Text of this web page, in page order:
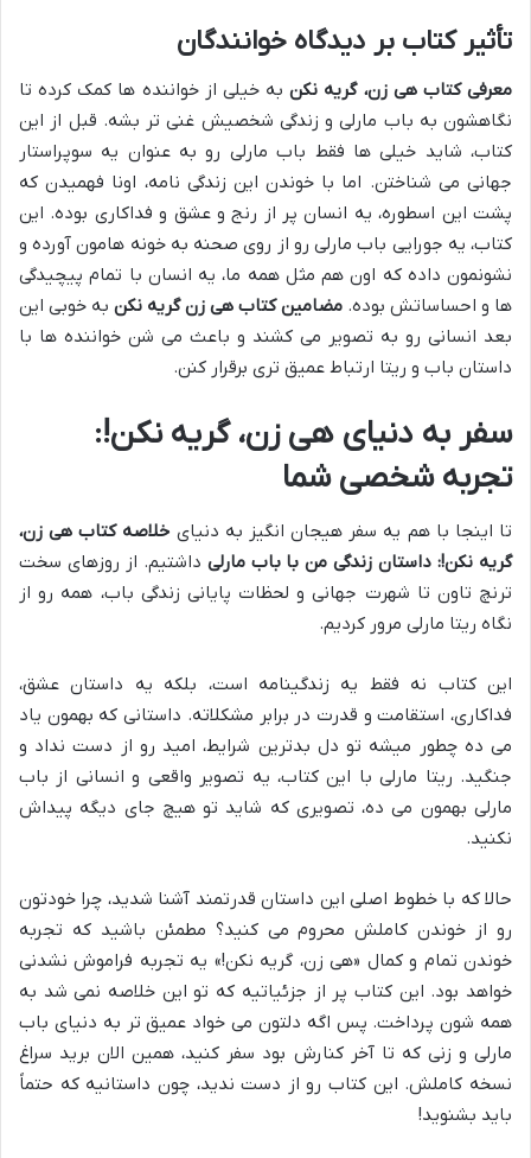
تأثیر کتاب بر دیدگاه خوانندگان
معرفی کتاب هی زن، گریه نکنبه خیلی از خواننده ها کمک کرده تا
نگاهشون به باب مارلی و زندگی شخصیش غنی تر بشه. قبل از این
کتاب، شاید خیلی ها فقط باب مارلی رو به عنوان یه سوپراستار
جهانی می شناختن. اما با خوندن این زندگی نامه، اونا فهمیدن که
پشت این اسطوره، یه انسان پر از رنج و عشق و فداکاری بوده. این
کتاب، یه جورایی باب مارلی رو از روی صحنه به خونه هامون آورده و
نشونمون داده که اون هم مثل همه ما، یه انسان با تمام پیچیدگی
ها و احساساتش بوده. مضامین کتاب هی زن گریه نکن به خوبی این
بعد انسانی رو به تصویر می کشند و باعث می شن خواننده ها با
داستان باب و ریتا ارتباط عمیق تری برقرار کنن.
سفر به دنیای هی زن، گریه نکن!:
تجربه شخصی شما
تا اینجا با هم یه سفر هیجان انگیز به دنیای خلاصه کتاب هی زن،
گریه نکن!: داستان زندگی من با باب مارلی داشتیم. از روزهای سخت
ترنچ تاون تا شهرت جهانی و لحظات پایانی زندگی باب، همه رو از
نگاه ریتا مارلی مرور کردیم.
این کتاب نه فقط یه زندگینامه است، بلکه یه داستان عشق،
فداکاری، استقامت و قدرت در برابر مشکلاته. داستانی که بهمون یاد
می ده چطور میشه تو دل بدترین شرایط، امید رو از دست نداد و
جنگید. ریتا مارلی با این کتاب، یه تصویر واقعی و انسانی از باب
مارلی بهمون می ده، تصویری که شاید تو هیچ جای دیگه پیداش
نکنید.
حالا که با خطوط اصلی این داستان قدرتمند آشنا شدید، چرا خودتون
رو از خوندن کاملش محروم می کنید؟ مطمئن باشید که تجربه
خوندن تمام و کمال «هی زن، گریه نکن!» یه تجربه فراموش نشدنی
خواهد بود. این کتاب پر از جزئیاتیه که تو این خلاصه نمی شد به
همه شون پرداخت. پس اگه دلتون می خواد عمیق تر به دنیای باب
مارلی و زنی که تا آخر کنارش بود سفر کنید، همین الان برید سراغ
نسخه کاملش. این کتاب رو از دست ندید، چون داستانیه که حتماً
باید بشنوید!